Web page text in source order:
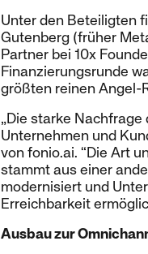
Unter den Beteiligten
Gutenberg (früher
Partner bei 10x
Finanzierungsrunde
größten reinen Angel-
„Die starke
Unternehmen und
von fonio.ai. “Die Art
stammt aus einer
modernisiert und
Erreichbarkeit
Ausbau zur